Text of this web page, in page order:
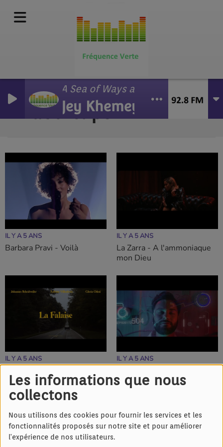
Les informations que nous
collectons
Nous utilisons des cookies pour fournir les services et les
fonctionnalités proposés sur notre site et pour améliorer
l'expérience de nos utilisateurs.
A Sea of Ways and Lights
Jey Khemeya
Vidéo-clips
IL Y A 5 ANS
Barbara Pravi - Voilà
IL Y A 5 ANS
La Zarra - A l'ammoniaque
mon Dieu
IL Y A 5 ANS
Falaise
IL Y A 5 ANS